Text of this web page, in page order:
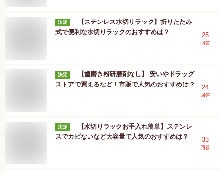
決定
【ステンレス水切りラック】折りたたみ
式で便利な水切りラックのおすすめは？
25
回答
決定
【歯磨き粉研磨剤なし】 安いやドラッグ
ストアで買えるなど！市販で人気のおすすめは？
24
回答
決定
【水切りラックお手入れ簡単】ステンレ
スでカビないなど大容量で人気のおすすめは？
33
回答